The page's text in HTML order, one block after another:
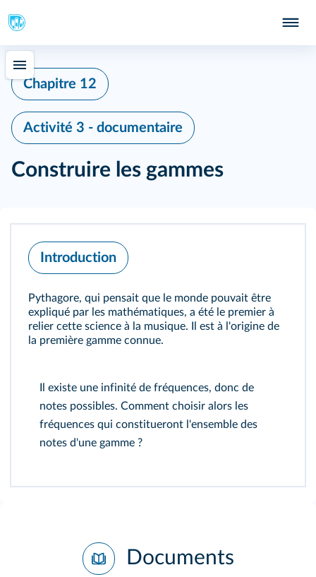
Chapitre 12
Activité 3 - documentaire
Construire les gammes
Introduction
Pythagore, qui pensait que le monde pouvait être
expliqué par les mathématiques, a été le premier à
relier cette science à la musique. Il est à l'origine de
la première gamme connue.
Il existe une infinité de fréquences, donc de
notes possibles. Comment choisir alors les
fréquences qui constitueront l'ensemble des
notes d'une gamme ?
Documents